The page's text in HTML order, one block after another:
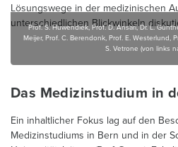
Lösungswege in der medizinischen
unterschiedlichen Blickwinkeln
Prof. S. Huwendiek, Prof. D. Ansari, Dr. L.
Meijer, Prof. C. Berendonk, Prof. E. Westerlund,
S. Vetrone (von links
Das Medizinstudium in
Ein inhaltlicher Fokus lag auf den
Medizinstudiums in Bern und in der